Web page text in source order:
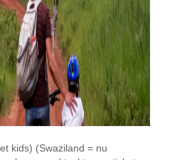
kids) (Swaziland = nu